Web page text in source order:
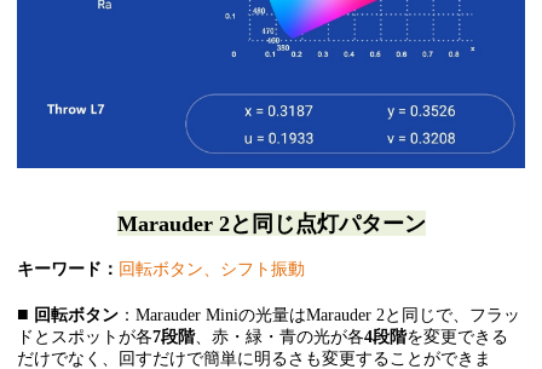
Marauder 2と同じ点灯パターン
キーワード： 回転ボタン、シフト振動
■ 回転ボタン ：Marauder Miniの光量はMarauder 2と同じで、フラッ
ドとスポットが各7段階、赤・緑・青の光が各4段階を変更できる
だけでなく、回すだけで簡単に明るさも変更することができま